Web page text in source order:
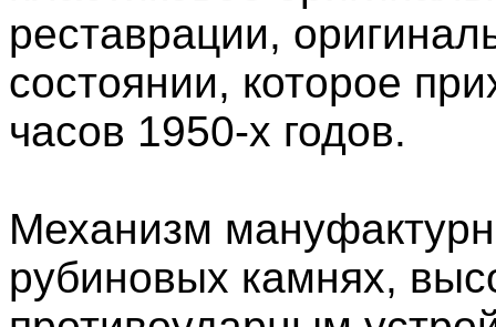
реставрации,
состоянии, которое
часов 1950-х годов.
Механизм
рубиновых камнях,